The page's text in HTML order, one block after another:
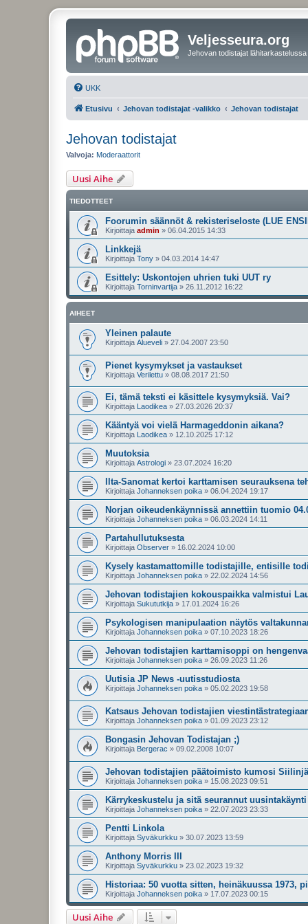
Veljesseura.org
Jehovan todistajat lähitarkastelussa
UKK
Etusivu Jehovan todistajat -valikko Jehovan todistajat
Jehovan todistajat
Valvoja: Moderaattorit
Uusi Aihe
TIEDOTTEET
Foorumin säännöt & rekisteriseloste (LUE
Kirjoittaja admin » 06.04.2015 14:33
Linkkejä
Kirjoittaja Tony » 04.03.2014 14:47
Esittely: Uskontojen uhrien tuki UUT ry
Kirjoittaja Torninvartija » 26.11.2012 16:22
AIHEET
Yleinen palaute
Kirjoittaja Alueveli » 27.04.2007 23:50
Pienet kysymykset ja vastaukset
Kirjoittaja Verilettu » 08.08.2017 21:50
Ei, tämä teksti ei käsittele kysymyksiä. Vai?
Kirjoittaja Laodikea » 27.03.2026 20:37
Kääntyä voi vielä Harmageddonin aikana?
Kirjoittaja Laodikea » 12.10.2025 17:12
Muutoksia
Kirjoittaja Astrologi » 23.07.2024 16:20
Ilta-Sanomat kertoi karttamisen seurauksena
Kirjoittaja Johanneksen poika » 06.04.2024 19:17
Norjan oikeudenkäynnissä annettiin tuomio
Kirjoittaja Johanneksen poika » 06.03.2024 14:11
Partahullutuksesta
Kirjoittaja Observer » 16.02.2024 10:00
Kysely kastamattomille todistajille, entisille
Kirjoittaja Johanneksen poika » 22.02.2024 14:56
Jehovan todistajien kokouspaikka valmistui
Kirjoittaja Sukututkija » 17.01.2024 16:26
Psykologisen manipulaation näytös
Kirjoittaja Johanneksen poika » 07.10.2023 18:26
Jehovan todistajien karttamisoppi on
Kirjoittaja Johanneksen poika » 26.09.2023 11:26
Uutisia JP News -uutisstudiosta
Kirjoittaja Johanneksen poika » 05.02.2023 19:58
Katsaus Jehovan todistajien
Kirjoittaja Johanneksen poika » 01.09.2023 23:12
Bongasin Jehovan Todistajan ;)
Kirjoittaja Bergerac » 09.02.2008 10:07
Jehovan todistajien päätoimisto kumosi
Kirjoittaja Johanneksen poika » 15.08.2023 09:51
Kärrykeskustelu ja sitä seurannut
Kirjoittaja Johanneksen poika » 22.07.2023 23:33
Pentti Linkola
Kirjoittaja Syväkurkku » 30.07.2023 13:59
Anthony Morris III
Kirjoittaja Syväkurkku » 23.02.2023 19:32
Historiaa: 50 vuotta sitten, heinäkuussa
Kirjoittaja Johanneksen poika » 17.07.2023 00:15
Uusi Aihe